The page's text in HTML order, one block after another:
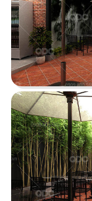
QDC rất hân
đầu tư cho dự